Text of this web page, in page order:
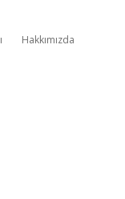
Hakkımızda